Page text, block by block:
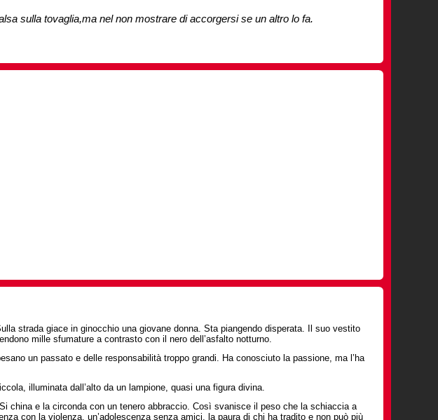
sulla tovaglia,ma nel non mostrare di accorgersi se un altro lo fa.
strada giace in ginocchio una giovane donna. Sta piangendo disperata. Il suo vestito
mille sfumature a contrasto con il nero dell’asfalto notturno.
un passato e delle responsabilità troppo grandi. Ha conosciuto la passione, ma l’ha
illuminata dall’alto da un lampione, quasi una figura divina.
china e la circonda con un tenero abbraccio. Così svanisce il peso che la schiaccia a
con la violenza, un’adolescenza senza amici, la paura di chi ha tradito e non può più